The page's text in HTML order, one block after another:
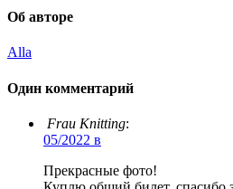
Об авторе
Alla
Один комментарий
Frau Knitting:
05/2022 в
Прекрасные фото!